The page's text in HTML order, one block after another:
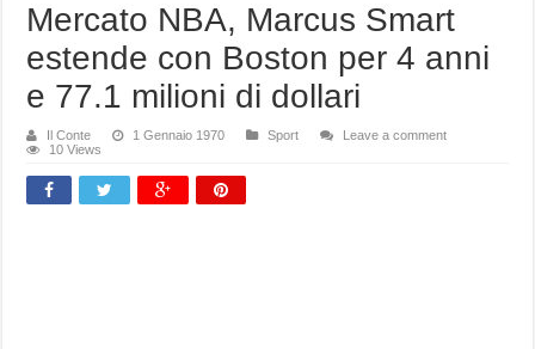
Mercato NBA, Marcus Smart
estende con Boston per 4 anni
e 77.1 milioni di dollari
Il Conte 1 Gennaio 1970 Sport
Leave a comment
10 Views